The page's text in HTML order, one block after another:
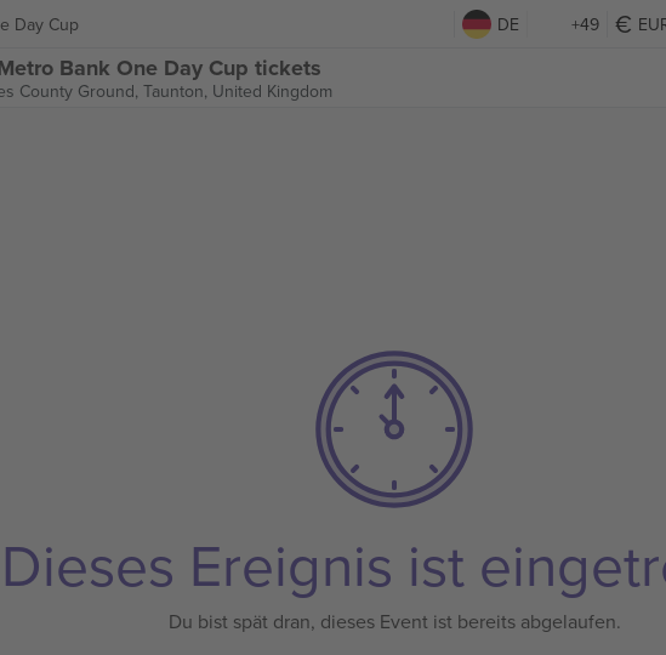
Day Cup DE +49
Bank One Day Cup tickets
County Ground,Taunton, United Kingdom
Dieses Ereignis ist
Du bist spät dran, dieses Event ist bereits abgelaufen.